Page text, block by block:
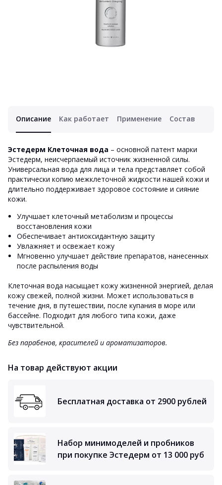
Описание Как работает Применение Состав
Эстедерм Клеточная вода – основной патент марки
Эстедерм, неисчерпаемый источник жизненной силы.
Универсальная вода для лица и тела представляет собой
практически копию межклеточной жидкости нашей кожи и
длительно поддерживает здоровое состояние и сияние
кожи.
Улучшает клеточный метаболизм и процессы
восстановления кожи
Обеспечивает антиоксидантную защиту
Увлажняет и освежает кожу
Мгновенно улучшает действие препаратов, нанесенных
после распыления воды
Клеточная вода насыщает кожу жизненной энергией, делая
кожу свежей, полной жизни. Может использоваться в
течение дня, в путешествии, после купания в море или
бассейне. Подходит для любого типа кожи, даже
чувствительной.
Без парабенов, красителей и ароматизаторов.
На товар действуют акции
Бесплатная доставка от 2900 рублей
Набор минимоделей и пробников
при покупке Эстедерм от 13 000 руб